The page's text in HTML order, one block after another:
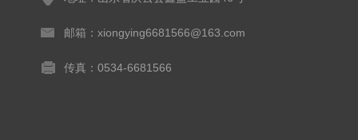
邮箱：xiongying6681566@163.com
传真：0534-6681566